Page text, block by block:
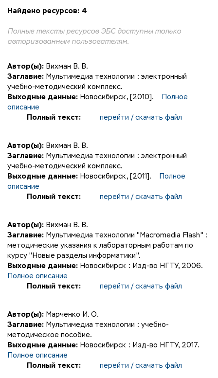
Найдено ресурсов: 4
Полные тексты ресурсов ЭБС доступны только
авторизованным пользователям.
Автор(ы): Вихман В. В.
Заглавие: Мультимедиа технологии : электронный
учебно-методический комплекс.
Выходные данные: Новосибирск, [2010].
Полное
описание
Полный текст:
перейти / скачать файл
Автор(ы): Вихман В. В.
Заглавие: Мультимедиа технологии : электронный
учебно-методический комплекс.
Выходные данные: Новосибирск, [2011].
Полное
описание
Полный текст:
перейти / скачать файл
Автор(ы): Вихман В. В.
Заглавие: Мультимедиа технологии "Macromedia Flash" :
методические указания к лабораторным работам по
курсу "Новые разделы информатики".
Выходные данные: Новосибирск : Изд-во НГТУ, 2006.
Полное описание
Полный текст:
перейти / скачать файл
Автор(ы): Марченко И. О.
Заглавие: Мультимедиа технологии : учебно-
методическое пособие.
Выходные данные: Новосибирск : Изд-во НГТУ, 2017.
Полное описание
Полный текст:
перейти / скачать файл